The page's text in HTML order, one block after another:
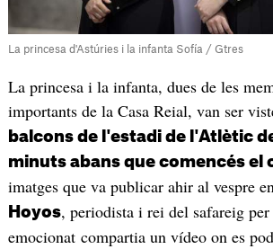
La princesa d'Astúries i la infanta Sofía / Gtres
La princesa i la infanta, dues de les
importants de la Casa Reial, van ser
balcons de l'estadi de l'Atlètic
minuts abans que comencés el
imatges que va publicar ahir al vespre
Hoyos, periodista i rei del safareig
emocionat compartia un vídeo on es